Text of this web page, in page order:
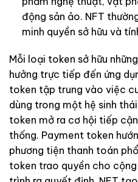
động sản ảo. NFT
minh quyền sở hữu và
Mỗi loại token sở hữu
hưởng trực tiếp đến ứng
token tập trung vào việc
dùng trong một hệ sinh
token mở ra cơ hội tiếp
thống. Payment token
phương tiện thanh toán
token trao quyền cho